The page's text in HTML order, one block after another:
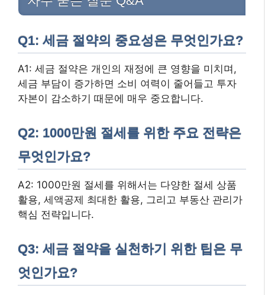
Q1: 세금 절약의 중요성은 무엇인가요?
A1: 세금 절약은 개인의 재정에 큰 영향을 미치며,
세금 부담이 증가하면 소비 여력이 줄어들고 투자
자본이 감소하기 때문에 매우 중요합니다.
Q2: 1000만원 절세를 위한 주요 전략은
무엇인가요?
A2: 1000만원 절세를 위해서는 다양한 절세 상품
활용, 세액공제 최대한 활용, 그리고 부동산 관리가
핵심 전략입니다.
Q3: 세금 절약을 실천하기 위한 팁은 무
엇인가요?